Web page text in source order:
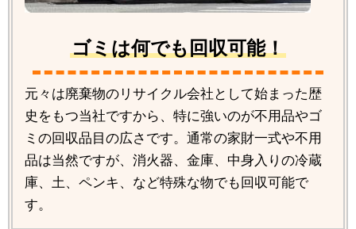
ゴミは何でも回収可能！
元々は廃棄物のリサイクル会社として始まった歴
史をもつ当社ですから、特に強いのが不用品やゴ
ミの回収品目の広さです。通常の家財一式や不用
品は当然ですが、消火器、金庫、中身入りの冷蔵
庫、土、ペンキ、など特殊な物でも回収可能で
す。